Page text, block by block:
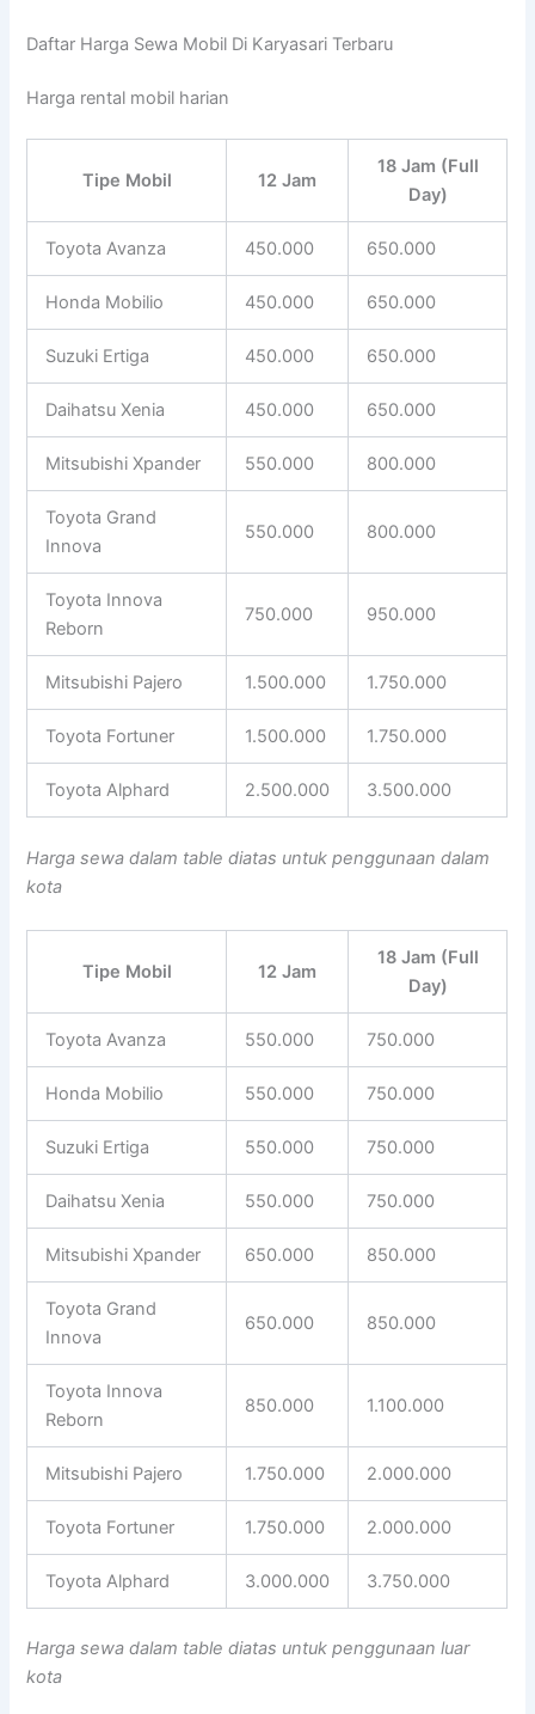
Daftar Harga Sewa Mobil Di Karyasari Terbaru
Harga rental mobil harian
Tipe Mobil 12 Jam
18 Jam (Full
Day)
Toyota Avanza 450.000 650.000
Honda Mobilio 450.000 650.000
Suzuki Ertiga 450.000 650.000
Daihatsu Xenia 450.000 650.000
Mitsubishi Xpander 550.000 800.000
Toyota Grand
Innova
550.000 800.000
Toyota Innova
Reborn
750.000 950.000
Mitsubishi Pajero 1.500.000 1.750.000
Toyota Fortuner 1.500.000 1.750.000
Toyota Alphard 2.500.000 3.500.000
Harga sewa dalam table diatas untuk penggunaan dalam
kota
Tipe Mobil 12 Jam
18 Jam (Full
Day)
Toyota Avanza 550.000 750.000
Honda Mobilio 550.000 750.000
Suzuki Ertiga 550.000 750.000
Daihatsu Xenia 550.000 750.000
Mitsubishi Xpander 650.000 850.000
Toyota Grand
Innova
650.000 850.000
Toyota Innova
Reborn
850.000 1.100.000
Mitsubishi Pajero 1.750.000 2.000.000
Toyota Fortuner 1.750.000 2.000.000
Toyota Alphard 3.000.000 3.750.000
Harga sewa dalam table diatas untuk penggunaan luar
kota